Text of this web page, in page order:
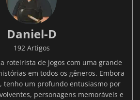
Daniel-D
192 Artigos
roteirista de jogos com uma grande
em todos os gêneros. Embora
tenho um profundo entusiasmo por
personagens memoráveis e